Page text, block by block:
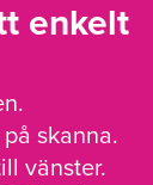
enkelt
skanna.
vänster.